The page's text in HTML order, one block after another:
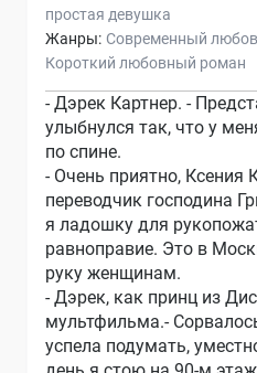
простая девушка
Жанры: Современный
Короткий любовный роман
- Дэрек Картнер. -
улыбнулся так, что у
по спине.
- Очень приятно, Ксения
переводчик господина
я ладошку для
равноправие. Это в
руку женщинам.
- Дэрек, как принц из
мультфильма.-
успела подумать,